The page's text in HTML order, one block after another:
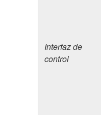
Interfaz de
control